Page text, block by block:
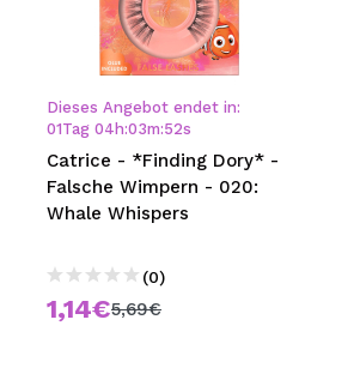
MAQUIFARMA
KOREA ZONE
TRAVEL SIZE
NATURE
OUTLET
Dieses Angebot endet in:
01Tag 04 h:03m:51s
Catrice - *Finding Dory* -
Falsche Wimpern - 020:
Whale Whispers
(0)
1,14€5,69€